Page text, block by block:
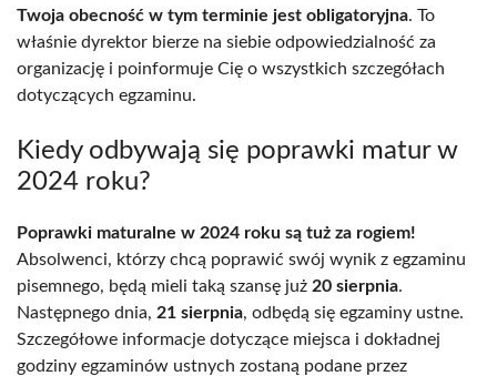
Twoja obecność w tym terminie jest obligatoryjna. To
właśnie dyrektor bierze na siebie odpowiedzialność za
organizację i poinformuje Cię o wszystkich szczegółach
dotyczących egzaminu.
Kiedy odbywają się poprawki matur w
2024 roku?
Poprawki maturalne w 2024 roku są tuż za rogiem!
Absolwenci, którzy chcą poprawić swój wynik z egzaminu
pisemnego, będą mieli taką szansę już 20 sierpnia.
Następnego dnia, 21 sierpnia, odbędą się egzaminy ustne.
Szczegółowe informacje dotyczące miejsca i dokładnej
godziny egzaminów ustnych zostaną podane przez